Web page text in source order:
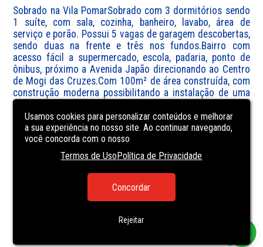
Sobrado na Vila PomarSobrado com 3 dormitórios sendo
1 suíte, com sala, cozinha, banheiro, lavabo, área de
serviço e porão. Possui 5 vagas de garagem descobertas,
sendo duas na frente e três nos fundos.Bairro com
acesso fácil a supermercado, escola, padaria, ponto de
ônibus, próximo a Avenida Japão direcionando ao Centro
de Mogi das Cruzes.Com 100m² de área construída, com
construção moderna possibilitando a instalação de uma
piscina.Aprecie viver bem e em segurança! Agende a sua
visita e venha conhecer!
CARACTERÍSTICASDA UNIDADE
Usamos cookies para personalizar conteúdos e melhorar
a sua experiência no nosso site. Ao continuar navegando,
você concorda com o nosso
Termos de UsoPolítica de Privacidade
Concordar
Rejeitar